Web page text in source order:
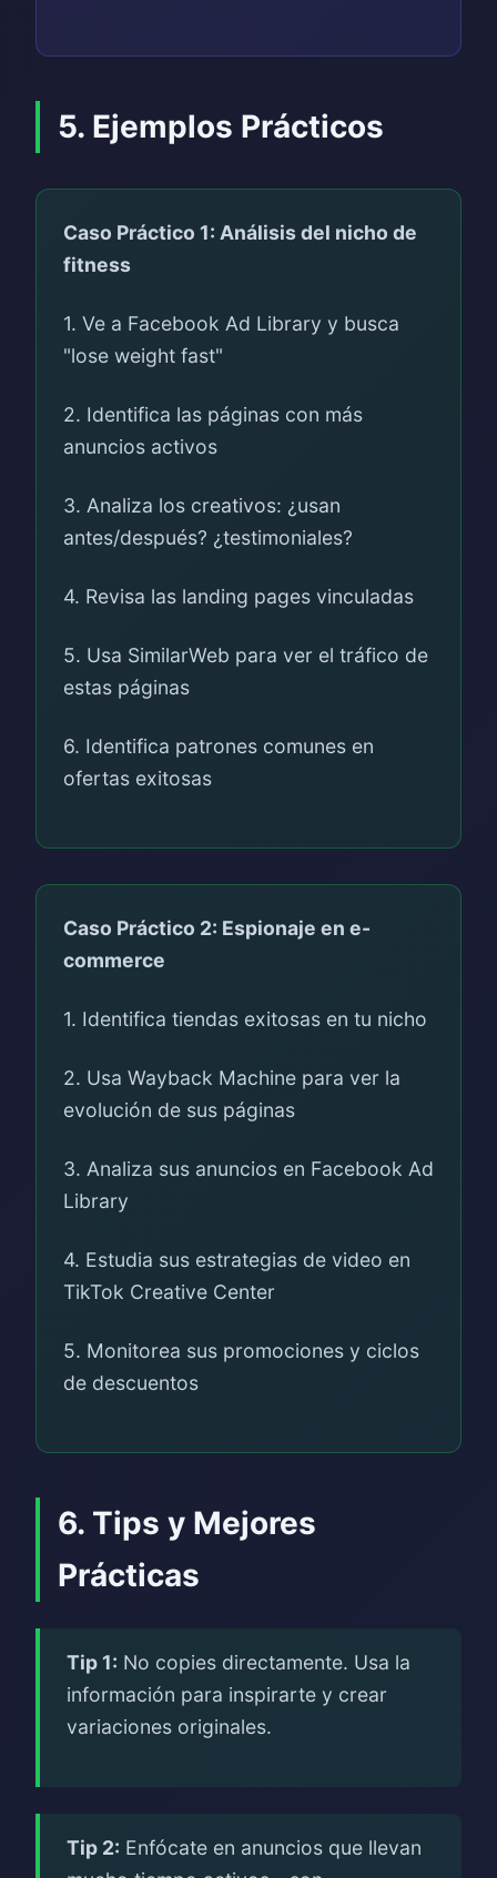
5. Ejemplos Prácticos
Caso Práctico 1: Análisis del nicho de
fitness
1. Ve a Facebook Ad Library y busca
"lose weight fast"
2. Identifica las páginas con más
anuncios activos
3. Analiza los creativos: ¿usan
antes/después? ¿testimoniales?
4. Revisa las landing pages vinculadas
5. Usa SimilarWeb para ver el tráfico de
estas páginas
6. Identifica patrones comunes en
ofertas exitosas
Caso Práctico 2: Espionaje en e-
commerce
1. Identifica tiendas exitosas en tu nicho
2. Usa Wayback Machine para ver la
evolución de sus páginas
3. Analiza sus anuncios en Facebook Ad
Library
4. Estudia sus estrategias de video en
TikTok Creative Center
5. Monitorea sus promociones y ciclos
de descuentos
6. Tips y Mejores
Prácticas
Tip 1: No copies directamente. Usa la
información para inspirarte y crear
variaciones originales.
Tip 2: Enfócate en anuncios que llevan